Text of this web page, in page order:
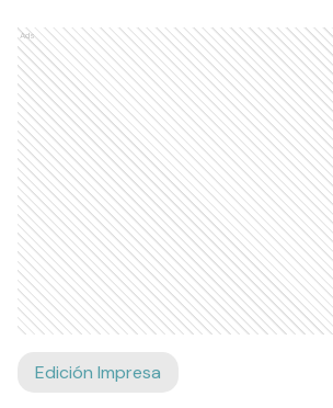
RECIBIR NEWSLETTER
Ads